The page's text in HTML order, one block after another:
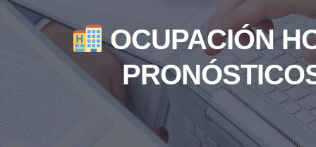
OCUPACIÓN